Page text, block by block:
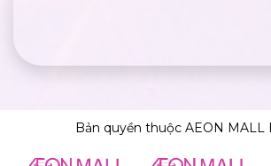
Bản quyền thuộc AEON MALL